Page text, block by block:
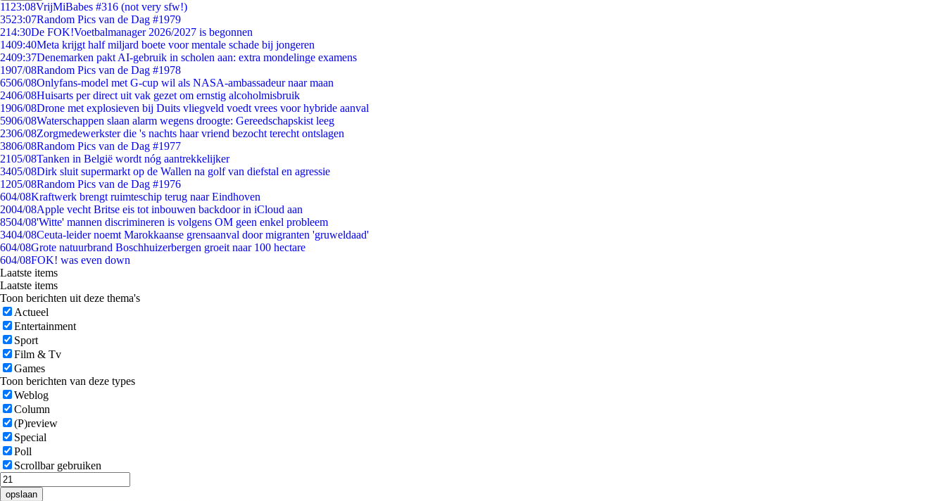
11 23:08VrijMiBabes #316 (not very sfw!)
3523:07Random Pics van de Dag #1979
214:30De FOK!Voetbalmanager 2026/2027 is begonnen
1409:40Meta krijgt half miljard boete voor mentale schade bij jongeren
2409:37Denemarken pakt AI-gebruik in scholen aan: extra mondelinge examens
1907/08Random Pics van de Dag #1978
6506/08Onlyfans-model met G-cup wil als NASA-ambassadeur naar maan
2406/08Huisarts per direct uit vak gezet om ernstig alcoholmisbruik
1906/08Drone met explosieven bij Duits vliegveld voedt vrees voor hybride aanval
5906/08Waterschappen slaan alarm wegens droogte: Gereedschapskist leeg
2306/08Zorgmedewerkster die 's nachts haar vriend bezocht terecht ontslagen
3806/08Random Pics van de Dag #1977
2105/08Tanken in België wordt nóg aantrekkelijker
3405/08Dirk sluit supermarkt op de Wallen na golf van diefstal en agressie
1205/08Random Pics van de Dag #1976
604/08Kraftwerk brengt ruimteschip terug naar Eindhoven
2004/08Apple vecht Britse eis tot inbouwen backdoor in iCloud aan
8504/08'Witte' mannen discrimineren is volgens OM geen enkel probleem
3404/08Ceuta-leider noemt Marokkaanse grensaanval door migranten 'gruweldaad'
604/08Grote natuurbrand Boschhuizerbergen groeit naar 100 hectare
604/08FOK! was even down
Laatste items
Laatste items
Toon berichten uit deze thema's
Actueel
Entertainment
Sport
Film & Tv
Games
Toon berichten van deze types
Weblog
Column
(P)review
Special
Poll
Scrollbar gebruiken
opslaan